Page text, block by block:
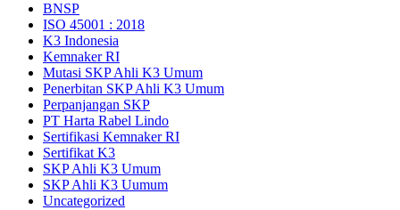
BNSP
ISO 45001 : 2018
K3 Indonesia
Kemnaker RI
Mutasi SKP Ahli K3 Umum
Penerbitan SKP Ahli K3 Umum
Perpanjangan SKP
PT Harta Rabel Lindo
Sertifikasi Kemnaker RI
Sertifikat K3
SKP Ahli K3 Umum
SKP Ahli K3 Uumum
Uncategorized